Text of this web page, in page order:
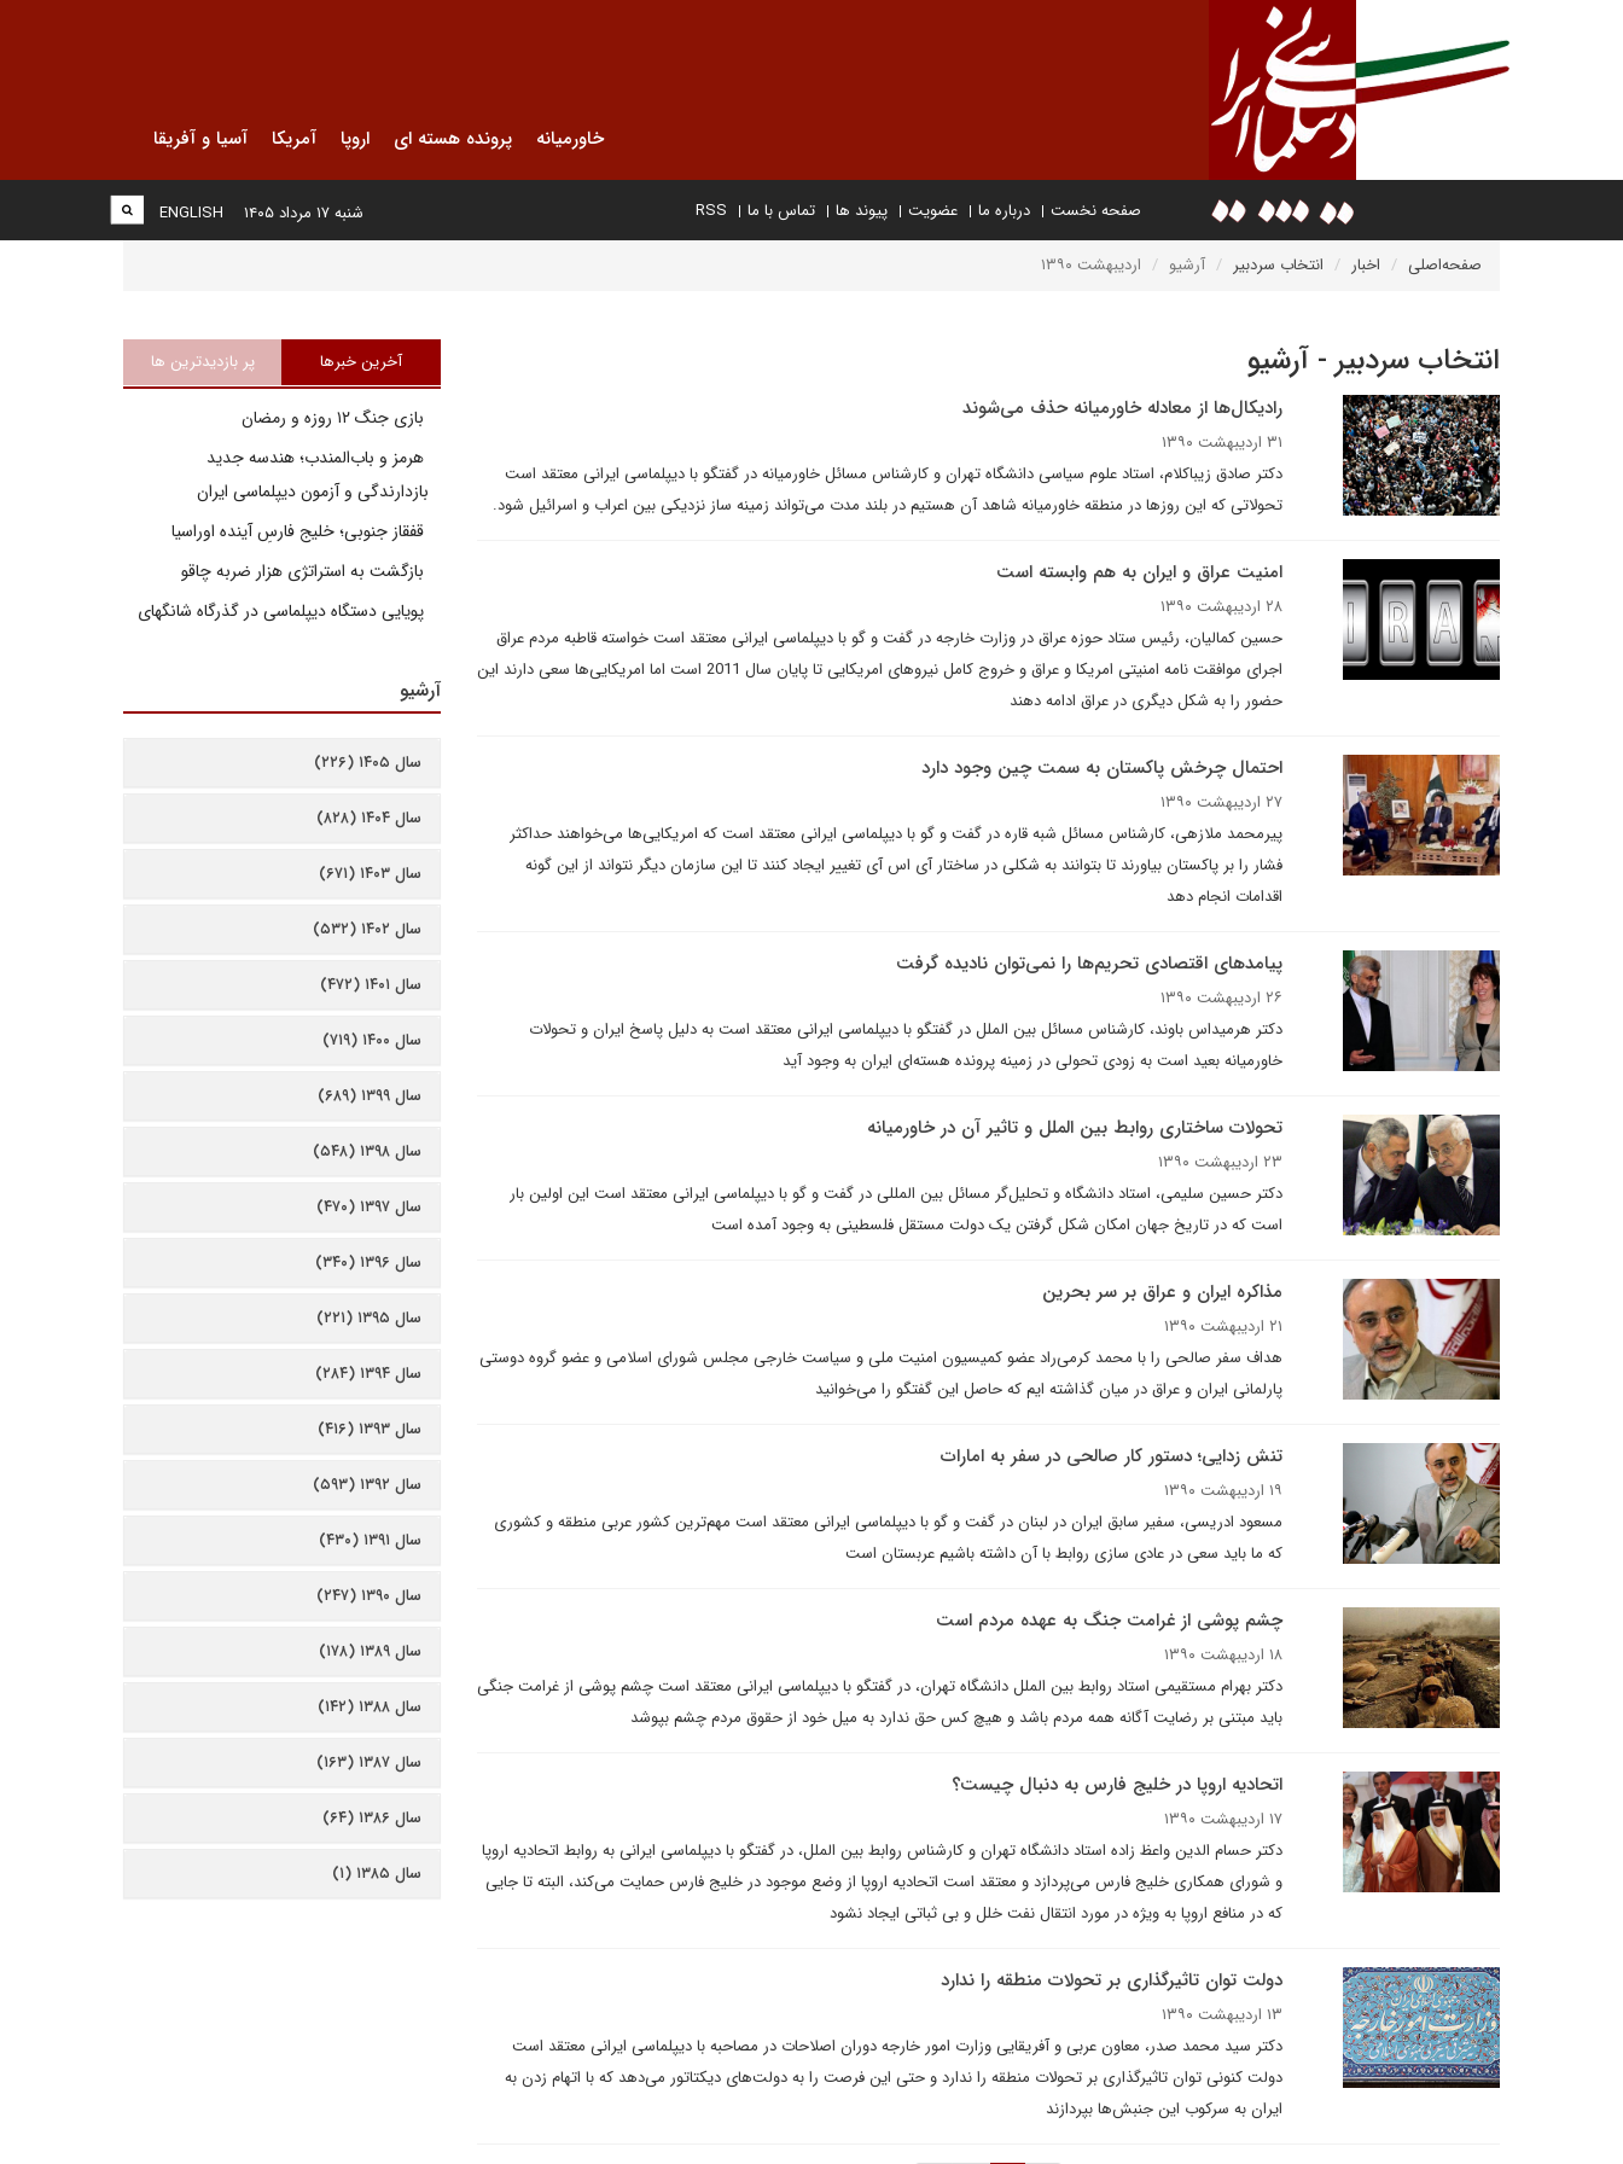
خاورمیانه پرونده هسته ای اروپا آمریکا آسیا و آفریقا
صفحه نخست درباره ما عضویت پیوند ها تماس با ما RSS
ENGLISH شنبه ۱۷ مرداد ۱۴۰۵
صفحه‌اصلی اخبار انتخاب سردبیر آرشیو اردیبهشت ۱۳۹۰
انتخاب سردبیر - آرشیو
رادیکال‌ها از معادله خاورمیانه حذف می‌شوند
۳۱ اردیبهشت ۱۳۹۰
دکتر صادق زیباکلام، استاد علوم سیاسی دانشگاه تهران و کارشناس مسائل خاورمیانه در گفتگو با دیپلماسی ایرانی معتقد است
تحولاتی که این روزها در منطقه خاورمیانه شاهد آن هستیم در بلند مدت می‌تواند زمینه ساز نزدیکی بین اعراب و اسرائیل شود.
امنیت عراق و ایران به هم وابسته است
۲۸ اردیبهشت ۱۳۹۰
حسین کمالیان، رئیس ستاد حوزه عراق در وزارت خارجه در گفت و گو با دیپلماسی ایرانی معتقد است خواسته قاطبه مردم عراق
اجرای موافقت نامه امنیتی امریکا و عراق و خروج کامل نیروهای امریکایی تا پایان سال 2011 است اما امریکایی‌ها سعی دارند این
حضور را به شکل دیگری در عراق ادامه دهند
احتمال چرخش پاکستان به سمت چین وجود دارد
۲۷ اردیبهشت ۱۳۹۰
پیرمحمد ملازهی، کارشناس مسائل شبه قاره در گفت و گو با دیپلماسی ایرانی معتقد است که امریکایی‌ها می‌خواهند حداکثر
فشار را بر پاکستان بیاورند تا بتوانند به شکلی در ساختار آی اس آی تغییر ایجاد کنند تا این سازمان دیگر نتواند از این گونه
اقدامات انجام دهد
پیامدهای اقتصادی تحریم‌ها را نمی‌توان نادیده گرفت
۲۶ اردیبهشت ۱۳۹۰
دکتر هرمیداس باوند، کارشناس مسائل بین الملل در گفتگو با دیپلماسی ایرانی معتقد است به دلیل پاسخ ایران و تحولات
خاورمیانه بعید است به زودی تحولی در زمینه پرونده هسته‌ای ایران به وجود آید
تحولات ساختاری روابط بین الملل و تاثیر آن در خاورمیانه
۲۳ اردیبهشت ۱۳۹۰
دکتر حسین سلیمی، استاد دانشگاه و تحلیل‌گر مسائل بین المللی در گفت و گو با دیپلماسی ایرانی معتقد است این اولین بار
است که در تاریخ جهان امکان شکل گرفتن یک دولت مستقل فلسطینی به وجود آمده است
مذاکره ایران و عراق بر سر بحرین
۲۱ اردیبهشت ۱۳۹۰
هداف سفر صالحی را با محمد کرمی‌راد عضو کمیسیون امنیت ملی و سیاست خارجی مجلس شورای اسلامی‌ و عضو گروه دوستی
پارلمانی ایران و عراق در میان گذاشته ایم که حاصل این گفتگو را می‌خوانید
تنش زدایی؛ دستور کار صالحی در سفر به امارات
۱۹ اردیبهشت ۱۳۹۰
مسعود ادریسی، سفیر سابق ایران در لبنان در گفت و گو با دیپلماسی ایرانی معتقد است مهم‌ترین کشور عربی منطقه و کشوری
که ما باید سعی در عادی سازی روابط با آن داشته باشیم عربستان است
چشم پوشی از غرامت جنگ به عهده مردم است
۱۸ اردیبهشت ۱۳۹۰
دکتر بهرام مستقیمی ‌استاد روابط بین الملل دانشگاه تهران، در گفتگو با دیپلماسی ایرانی معتقد است چشم پوشی از غرامت جنگی
باید مبتنی بر رضایت آگانه همه مردم باشد و هیچ کس حق ندارد به میل خود از حقوق مردم چشم بپوشد
اتحادیه اروپا در خلیج فارس به دنبال چیست؟
۱۷ اردیبهشت ۱۳۹۰
دکتر حسام الدین واعظ زاده استاد دانشگاه تهران و کارشناس روابط بین الملل، در گفتگو با دیپلماسی ایرانی به روابط اتحادیه اروپا
و شورای همکاری خلیج فارس می‌پردازد و معتقد است اتحادیه اروپا از وضع موجود در خلیج فارس حمایت می‌کند، البته تا جایی
که در منافع اروپا به ویژه در مورد انتقال نفت خلل و بی ثباتی ایجاد نشود
دولت توان تاثیرگذاری بر تحولات منطقه را ندارد
۱۳ اردیبهشت ۱۳۹۰
دکتر سید محمد صدر، معاون عربی و آفریقایی وزارت امور خارجه دوران اصلاحات در مصاحبه با دیپلماسی ایرانی معتقد است
دولت کنونی توان تاثیرگذاری بر تحولات منطقه را ندارد و حتی این فرصت را به دولت‌های دیکتاتور می‌دهد که با اتهام زدن به
ایران به سرکوب این جنبش‌ها بپردازند
آخرین خبرها پر بازدیدترین ها
بازی جنگ ۱۲ روزه و رمضان
هرمز و باب‌المندب؛ هندسه جدید
بازدارندگی و آزمون دیپلماسی ایران
قفقاز جنوبی؛ خلیج فارسِ آینده اوراسیا
بازگشت به استراتژی هزار ضربه چاقو
پویایی دستگاه دیپلماسی در گذرگاه شانگهای
آرشیو
سال ۱۴۰۵ (۲۲۶)
سال ۱۴۰۴ (۸۲۸)
سال ۱۴۰۳ (۶۷۱)
سال ۱۴۰۲ (۵۳۲)
سال ۱۴۰۱ (۴۷۲)
سال ۱۴۰۰ (۷۱۹)
سال ۱۳۹۹ (۶۸۹)
سال ۱۳۹۸ (۵۴۸)
سال ۱۳۹۷ (۴۷۰)
سال ۱۳۹۶ (۳۴۰)
سال ۱۳۹۵ (۲۲۱)
سال ۱۳۹۴ (۲۸۴)
سال ۱۳۹۳ (۴۱۶)
سال ۱۳۹۲ (۵۹۳)
سال ۱۳۹۱ (۴۳۰)
سال ۱۳۹۰ (۲۴۷)
سال ۱۳۸۹ (۱۷۸)
سال ۱۳۸۸ (۱۴۲)
سال ۱۳۸۷ (۱۶۳)
سال ۱۳۸۶ (۶۴)
سال ۱۳۸۵ (۱)